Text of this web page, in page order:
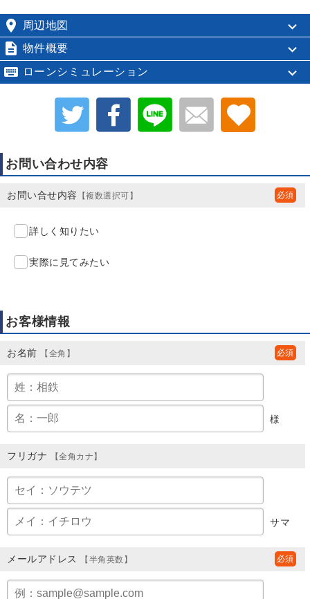
 周辺地図
 物件概要
 ローンシミュレーション
お問い合わせ内容
お問い合せ内容 【複数選択可】
詳しく知りたい
実際に見てみたい
お客様情報
お名前 【全角】
様
フリガナ 【全角カナ】
サマ
メールアドレス 【半角英数】